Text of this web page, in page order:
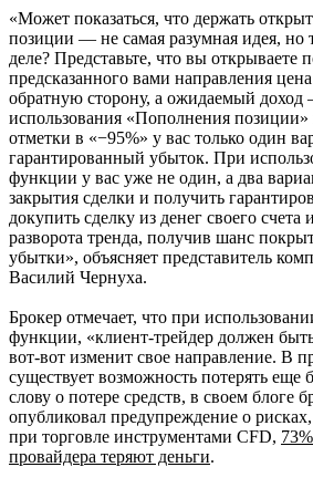
«Может показаться, что держать
позиции — не самая разумная идея, но
деле? Представьте, что вы открываете
предсказанного вами направления
обратную сторону, а ожидаемый доход
использования «Пополнения позиции»
отметки в «−95%» у вас только один
гарантированный убыток. При
функции у вас уже не один, а два
закрытия сделки и получить
докупить сделку из денег своего
разворота тренда, получив шанс
убытки», объясняет представитель
Василий Чернуха.
Брокер отмечает, что при
функции, «клиент-трейдер должен
вот-вот изменит свое направление. В
существует возможность потерять еще
слову о потере средств, в своем блоге
опубликовал предупреждение о рисках,
при торговле инструментами CFD,
провайдера теряют деньги.